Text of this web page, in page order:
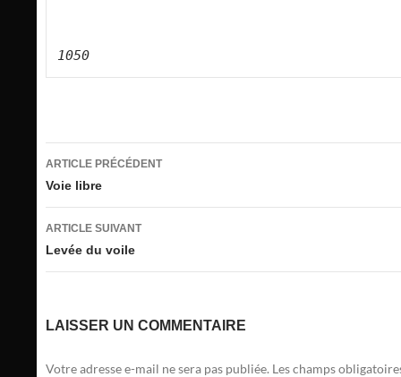
1050
Navigation
des
articles
ARTICLE PRÉCÉDENT
Voie libre
ARTICLE SUIVANT
Levée du voile
LAISSER UN COMMENTAIRE
Votre adresse e-mail ne sera pas publiée. Les champs